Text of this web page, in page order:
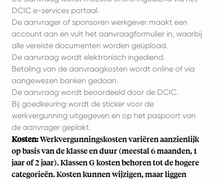
DCIC e-services portaal.
De aanvrager of sponsoren werkgever maakt een
account aan en vult het aanvraagformulier in, waarbij
alle vereiste documenten worden geüpload.
De aanvraag wordt elektronisch ingediend.
Betaling van de aanvraagkosten wordt online of via
aangewezen banken gedaan.
De aanvraag wordt beoordeeld door de DCIC.
Bij goedkeuring wordt de sticker voor de
werkvergunning uitgegeven en op het paspoort van
de aanvrager geplakt.
Kosten:Werkvergunningskosten variëren aanzienlijk
op basis van de klasse en duur (meestal 6 maanden, 1
jaar of 2 jaar). Klassen G kosten behoren tot de hogere
categorieën. Kosten kunnen wijzigen, maar liggen